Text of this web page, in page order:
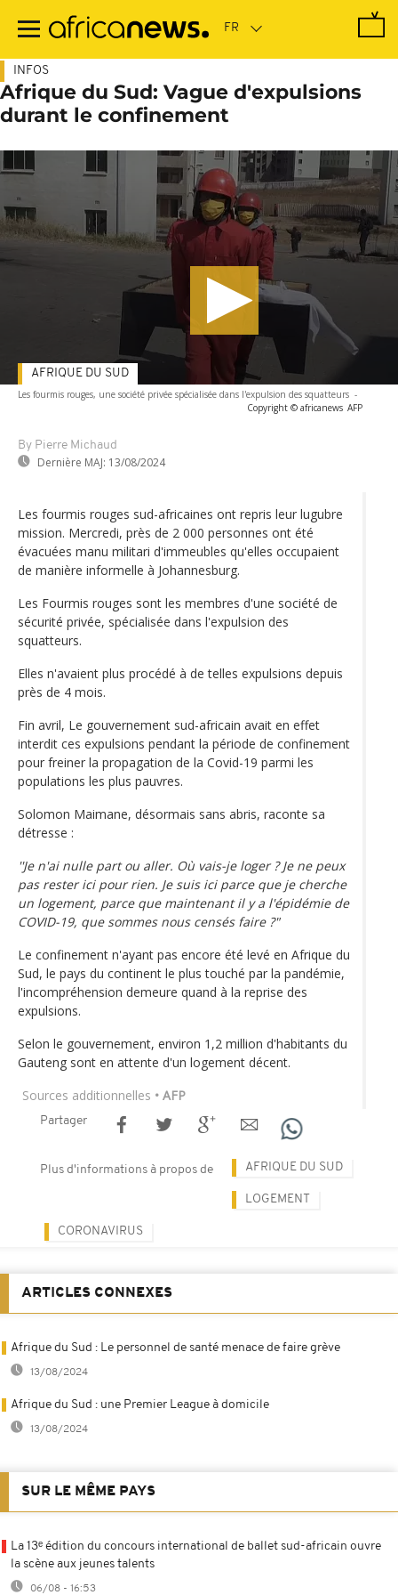
contenu
INFOS
Afrique du Sud: Vague d'expulsions
durant le confinement
Les fourmis rouges, une société privée spécialisée dans l'expulsion des squatteurs -
Copyright © africanews AFP
By Pierre Michaud
Dernière MAJ: 13/08/2024
AFRIQUE DU SUD
Les fourmis rouges sud-africaines ont repris leur lugubre
mission. Mercredi, près de 2 000 personnes ont été
évacuées manu militari d'immeubles qu'elles occupaient
de manière informelle à Johannesburg.
Les Fourmis rouges sont les membres d'une société de
sécurité privée, spécialisée dans l'expulsion des
squatteurs.
Elles n'avaient plus procédé à de telles expulsions depuis
près de 4 mois.
Fin avril, Le gouvernement sud-africain avait en effet
interdit ces expulsions pendant la période de confinement
pour freiner la propagation de la Covid-19 parmi les
populations les plus pauvres.
Solomon Maimane, désormais sans abris, raconte sa
détresse :
''Je n'ai nulle part ou aller. Où vais-je loger ? Je ne peux
pas rester ici pour rien. Je suis ici parce que je cherche
un logement, parce que maintenant il y a l'épidémie de
COVID-19, que sommes nous censés faire ?"
Le confinement n'ayant pas encore été levé en Afrique du
Sud, le pays du continent le plus touché par la pandémie,
l'incompréhension demeure quand à la reprise des
expulsions.
Selon le gouvernement, environ 1,2 million d'habitants du
Gauteng sont en attente d'un logement décent.
Sources additionnelles • AFP
Partager
Plus d'informations à propos de AFRIQUE DU SUD
LOGEMENT
CORONAVIRUS
ARTICLES CONNEXES
Afrique du Sud : Le personnel de santé menace de faire grève
13/08/2024
Afrique du Sud : une Premier League à domicile
13/08/2024
SUR LE MÊME PAYS
La 13ᵉ édition du concours international de ballet sud-africain ouvre
la scène aux jeunes talents
06/08 - 16:53